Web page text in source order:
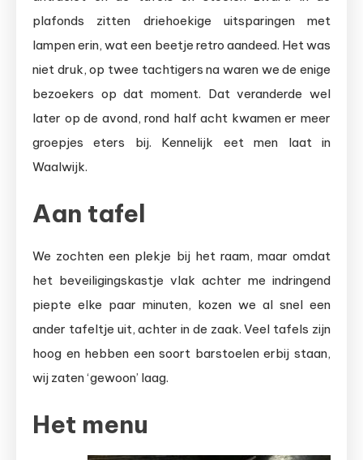
plafonds zitten driehoekige uitsparingen met
lampen erin, wat een beetje retro aandeed. Het was
niet druk, op twee tachtigers na waren we de enige
bezoekers op dat moment. Dat veranderde wel
later op de avond, rond half acht kwamen er meer
groepjes eters bij. Kennelijk eet men laat in
Waalwijk.
Aan tafel
We zochten een plekje bij het raam, maar omdat
het beveiligingskastje vlak achter me indringend
piepte elke paar minuten, kozen we al snel een
ander tafeltje uit, achter in de zaak. Veel tafels zijn
hoog en hebben een soort barstoelen erbij staan,
wij zaten ‘gewoon’ laag.
Het menu